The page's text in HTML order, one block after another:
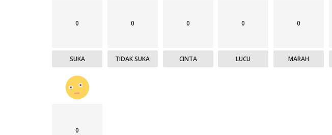
0
SUKA
0
TIDAK SUKA
0
CINTA
0
LUCU
0
MARAH
0